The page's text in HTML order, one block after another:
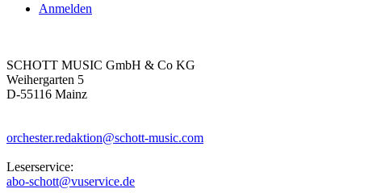
Anmelden
SCHOTT MUSIC GmbH & Co KG
Weihergarten 5
D-55116 Mainz
orchester.redaktion@schott-music.com
Leserservice:
abo-schott@vuservice.de